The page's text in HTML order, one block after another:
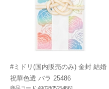
#ミドリ(国内販売のみ) 金封 結婚
祝華色透 バラ 25486